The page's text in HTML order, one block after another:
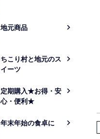
地元商品
ちこり村と地元のス
イーツ
定期購入★お得・安
心・便利★
年末年始の食卓に